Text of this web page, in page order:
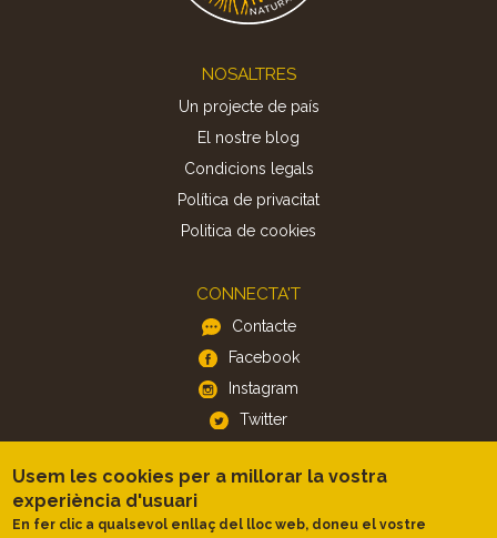
NOSALTRES
Un projecte de país
El nostre blog
Condicions legals
Política de privacitat
Politica de cookies
CONNECTA'T
Contacte
Facebook
Instagram
Twitter
APP
iOS
Usem les cookies per a millorar la vostra
experiència d'usuari
En fer clic a qualsevol enllaç del lloc web, doneu el vostre